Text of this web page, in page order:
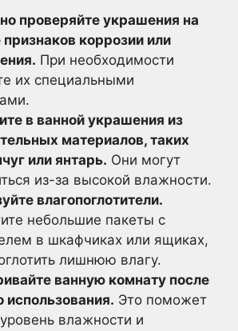
проверяйте украшения на
признаков коррозии или
При необходимости
их специальными
в ванной украшения из
материалов, таких
или янтарь. Они могут
из-за высокой влажности.
влагопоглотители.
небольшие пакеты с
в шкафчиках или ящиках,
лишнюю влагу.
ванную комнату после
использования. Это поможет
влажности и